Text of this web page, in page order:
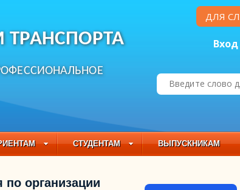
ТРАНСПОРТА
ДЛЯ
Вход
СТУДЕНТАМ ВЫПУСКНИКАМ
организации